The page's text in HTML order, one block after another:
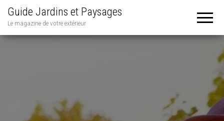
Guide Jardins et Paysages
Le magazine de votre extérieur